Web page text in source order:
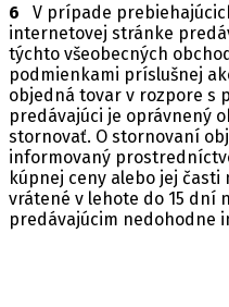
6 V prípade
internetovej stránke
týchto všeobecných
podmienkami príslušnej
objedná tovar v rozpore s
predávajúci je oprávnený
stornovať. O stornovaní
informovaný
kúpnej ceny alebo jej
vrátené v lehote do 15 dní
predávajúcim nedohodne
Storno